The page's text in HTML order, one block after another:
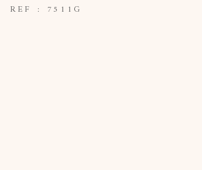
REF : 7511G